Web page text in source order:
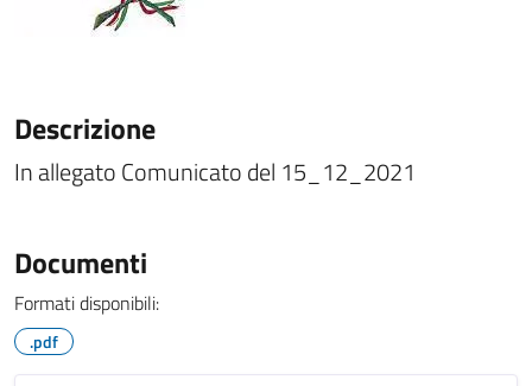
Descrizione
In allegato Comunicato del 15_12_2021
Documenti
Formati disponibili:
.pdf